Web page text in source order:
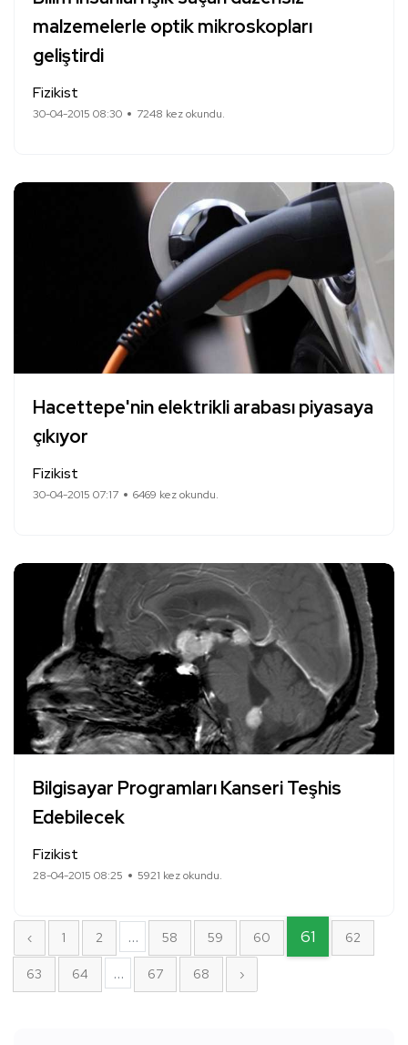
malzemelerle optik mikroskopları
geliştirdi
Fizikist
30-04-2015 08:30 7248 kez okundu.
Hacettepe'nin elektrikli arabası piyasaya
çıkıyor
Fizikist
30-04-2015 07:17 6469 kez okundu.
Bilgisayar Programları Kanseri Teşhis
Edebilecek
Fizikist
28-04-2015 08:25 5921 kez okundu.
‹ 1 2 ... 58 59 60 61 62
63 64 ... 67 68 ›